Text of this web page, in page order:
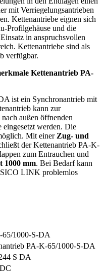
mit Verriegelungsantrieben
Kettenantriebe eignen sich
Profilgehäuse und die
in anspruchsvollen
Kettenantriebe sind als
verfügbar.
Kettenantrieb PA-
ist ein Synchronantrieb mit
kann zur
außen öffnenden
eingesetzt werden. Die
Mit einer Zug- und
der Kettenantrieb PA-K-
zum Entrauchen und
1000 mm. Bei Bedarf kann
SICO LINK problemlos
1000-S-DA
PA-K-65/1000-S-DA
S DA